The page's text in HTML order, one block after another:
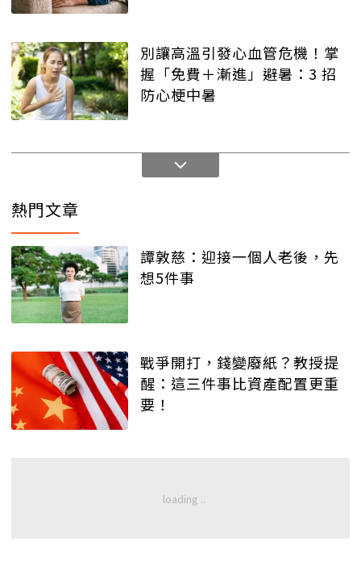
別讓高溫引發心血管危機！掌
握「免費＋漸進」避暑：3 招
防心梗中暑
熱門文章
譚敦慈：迎接一個人老後，先
想5件事
戰爭開打，錢變廢紙？教授提
醒：這三件事比資產配置更重
要！